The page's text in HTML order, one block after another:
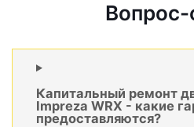
Вопрос-
Капитальный ремонт
Impreza WRX - какие
предоставляются?